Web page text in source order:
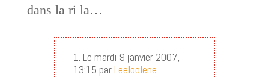
dans la ri la…
1. Le mardi 9 janvier 2007,
13:15 parLeeloolene